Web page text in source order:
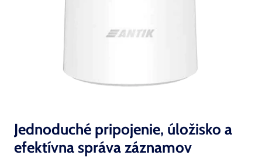
Jednoduché pripojenie, úložisko a
efektívna správazáznamov